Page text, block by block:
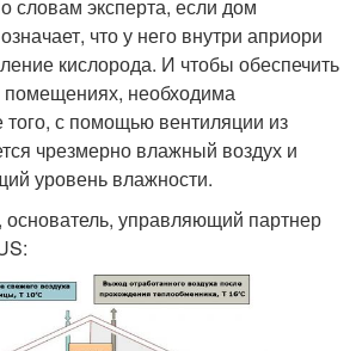
словам эксперта, если дом
что у него внутри априори
кислорода. И чтобы обеспечить
помещениях, необходима
с помощью вентиляции из
чрезмерно влажный воздух и
уровень влажности.
управляющий партнер